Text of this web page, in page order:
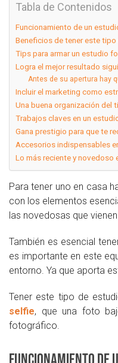
Tabla de Contenidos
Funcionamiento de un
Beneficios de tener este
Tips para armar un estudio
Logra el mejor resultado
Antes de su apertura hay
Incluir el marketing como
Una buena organización del
Trabajos claves en un
Gana prestigio para que te
Accesorios indispensables
Lo más reciente y novedoso
Para tener uno en casa
con los elementos
las novedosas que
También es esencial
es importante en este
entorno. Ya que aporta
Tener este tipo de
selfie, que una foto
fotográfico.